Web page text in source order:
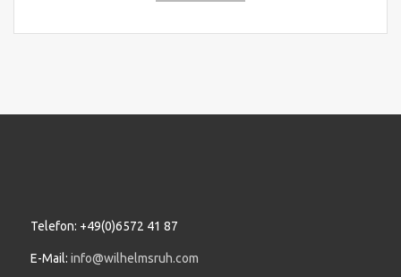
Telefon: +49(0)6572 41 87
E-Mail:info@wilhelmsruh.com